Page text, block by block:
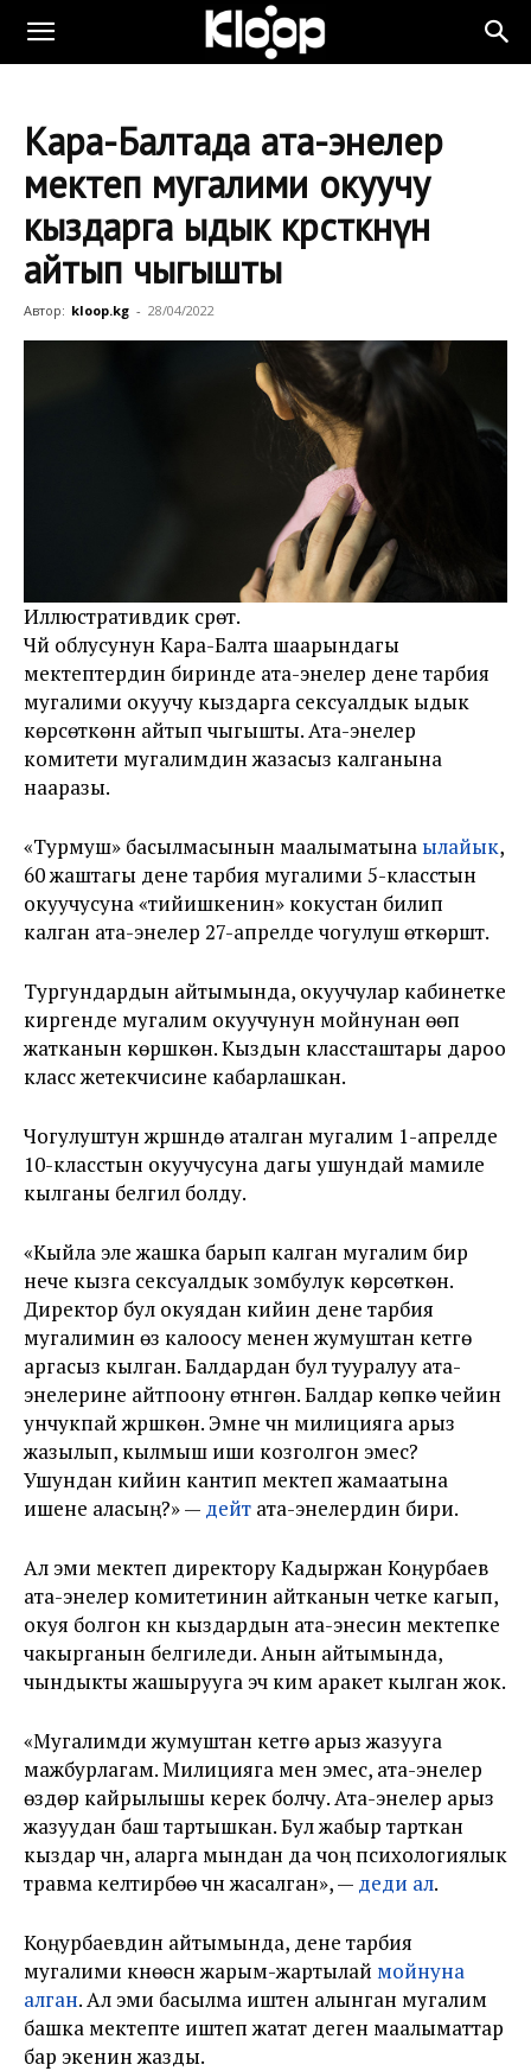
Кара-Балтада ата-энелер
мектеп мугалими окуучу
кыздарга ыдык көрсөткөнүн
айтып чыгышты
Автор: kloop.kg - 28/04/2022
Иллюстративдик сүрөт.
Чүй облусунун Кара-Балта шаарындагы
мектептердин биринде ата-энелер дене тарбия
мугалими окуучу кыздарга сексуалдык ыдык
көрсөткөнүн айтып чыгышты. Ата-энелер
комитети мугалимдин жазасыз калганына
нааразы.
«Турмуш» басылмасынын маалыматына ылайык,
60 жаштагы дене тарбия мугалими 5-класстын
окуучусуна «тийишкенин» кокустан билип
калган ата-энелер 27-апрелде чогулуш өткөрүштү.
Тургундардын айтымында, окуучулар кабинетке
киргенде мугалим окуучунун мойнунан өөп
жатканын көрүшкөн. Кыздын классташтары дароо
класс жетекчисине кабарлашкан.
Чогулуштун жүрүшүндө аталган мугалим 1-апрелде
10-класстын окуучусуна дагы ушундай мамиле
кылганы белгилүү болду.
«Кыйла эле жашка барып калган мугалим бир
нече кызга сексуалдык зомбулук көрсөткөн.
Директор бул окуядан кийин дене тарбия
мугалимин өз калоосу менен жумуштан кетүүгө
аргасыз кылган. Балдардан бул тууралуу ата-
энелерине айтпоону өтүнгөн. Балдар көпкө чейин
унчукпай жүрүшкөн. Эмне үчүн милицияга арыз
жазылып, кылмыш иши козголгон эмес?
Ушундан кийин кантип мектеп жамаатына
ишене аласың?» — дейт ата-энелердин бири.
Ал эми мектеп директору Кадыржан Коңурбаев
ата-энелер комитетинин айтканын четке кагып,
окуя болгон күнү кыздардын ата-энесин мектепке
чакырганын белгиледи. Анын айтымында,
чындыкты жашырууга эч ким аракет кылган жок.
«Мугалимди жумуштан кетүүгө арыз жазууга
мажбурлагам. Милицияга мен эмес, ата-энелер
өздөрү кайрылышы керек болчу. Ата-энелер арыз
жазуудан баш тартышкан. Бул жабыр тарткан
кыздар үчүн, аларга мындан да чоң психологиялык
травма келтирбөө үчүн жасалган», — деди ал.
Коңурбаевдин айтымында, дене тарбия
мугалими күнөөсүн жарым-жартылай мойнуна
алган. Ал эми басылма иштен алынган мугалим
башка мектепте иштеп жатат деген маалыматтар
бар экенин жазды.